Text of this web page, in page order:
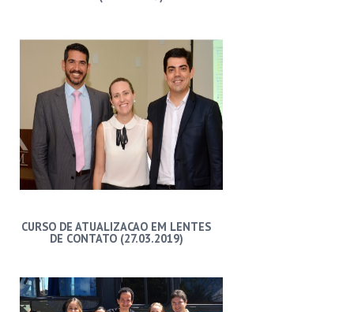
CURSO DE ATUALIZACAO EM LENTES
DE CONTATO (27.03.2019)